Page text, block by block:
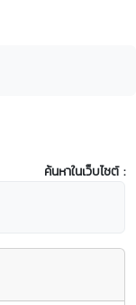
ค้นหาในเว็บไซต์ :